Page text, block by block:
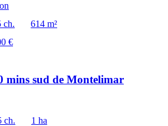
ch.
614 m²
€
mins sud de Montelimar
ch.
1 ha